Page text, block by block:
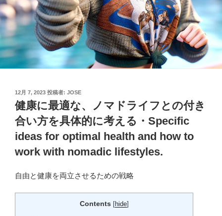
投
稿
日:
12月 7, 2023 投稿者: JOSE
健康に最適な、ノマドライフとの付き
合い方を具体的に考える・Specific
ideas for optimal health and how to
work with nomadic lifestyles.
自由と健康を両立させるための戦略
Contents [hide]